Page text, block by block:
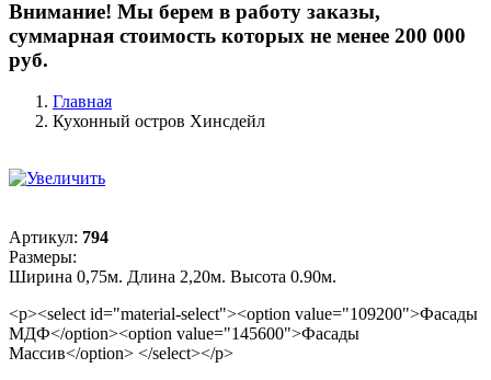
Внимание! Мы берем в работу заказы,
суммарная стоимость которых не менее 200 000
руб.
Главная
Кухонный остров Хинсдейл
Артикул: 794
Размеры:
Ширина 0,75м. Длина 2,20м. Высота 0.90м.
<p><select id="material-select"><option value="109200">Фасады
МДФ</option><option value="145600">Фасады
Массив</option> </select></p>